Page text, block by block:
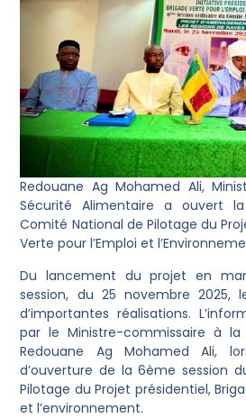
Redouane Ag Mohamed Ali,
Sécurité Alimentaire a ouvert
Comité National de Pilotage du
Verte pour l’Emploi et
‎Du lancement du projet en
session, du 25 novembre 2025,
d’importantes réalisations.
par le Ministre-commissaire à la
Redouane Ag Mohamed Ali,
d’ouverture de la 6ème session
Pilotage du Projet présidentiel,
et l’environnement.